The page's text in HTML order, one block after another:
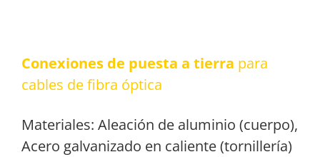
Conexiones de puesta a tierra para
cables de fibra óptica
Materiales: Aleación de aluminio (cuerpo),
Acero galvanizado en caliente (tornillería)